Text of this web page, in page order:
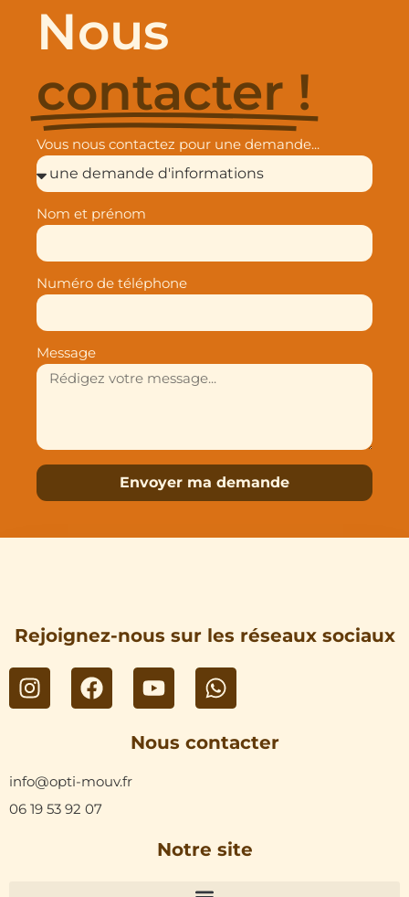
Nous
contacter !
Vous nous contactez pour une demande...
Nom et prénom
Numéro de téléphone
Message
Envoyer ma demande
Rejoignez-nous sur les réseaux sociaux
Nous contacter
info@opti-mouv.fr
06 19 53 92 07
Notre site